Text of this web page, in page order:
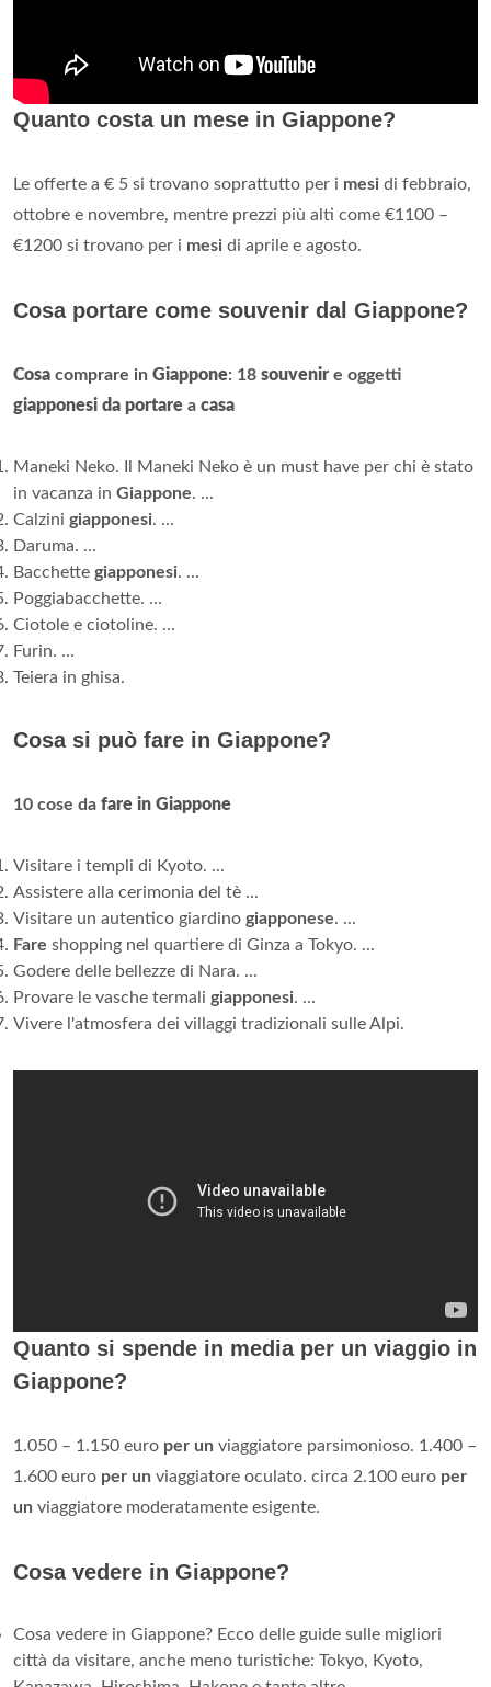
Quanto costa un mese in Giappone?
Le offerte a € 5 si trovano soprattutto per i mesi di febbraio,
ottobre e novembre, mentre prezzi più alti come €1100 –
€1200 si trovano per i mesi di aprile e agosto.
Cosa portare come souvenir dal Giappone?
Cosa comprare in Giappone: 18 souvenir e oggetti
giapponesi da portare a casa
Maneki Neko. Il Maneki Neko è un must have per chi è stato
in vacanza in Giappone. ...
Calzini giapponesi. ...
Daruma. ...
Bacchette giapponesi. ...
Poggiabacchette. ...
Ciotole e ciotoline. ...
Furin. ...
Teiera in ghisa.
Cosa si può fare in Giappone?
10 cose da fare in Giappone
Visitare i templi di Kyoto. ...
Assistere alla cerimonia del tè ...
Visitare un autentico giardino giapponese. ...
Fare shopping nel quartiere di Ginza a Tokyo. ...
Godere delle bellezze di Nara. ...
Provare le vasche termali giapponesi. ...
Vivere l'atmosfera dei villaggi tradizionali sulle Alpi.
Quanto si spende in media per un viaggio in
Giappone?
1.050 – 1.150 euro per un viaggiatore parsimonioso. 1.400 –
1.600 euro per un viaggiatore oculato. circa 2.100 euro per
un viaggiatore moderatamente esigente.
Cosa vedere in Giappone?
Cosa vedere in Giappone? Ecco delle guide sulle migliori
città da visitare, anche meno turistiche: Tokyo, Kyoto,